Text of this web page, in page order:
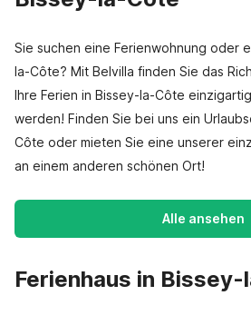
Sie suchen eine Ferienwohnung oder
la-Côte? Mit Belvilla finden Sie das
Ihre Ferien in Bissey-la-Côte
werden! Finden Sie bei uns ein
Côte oder mieten Sie eine unserer
an einem anderen schönen Ort!
Alle ansehen
Ferienhaus in